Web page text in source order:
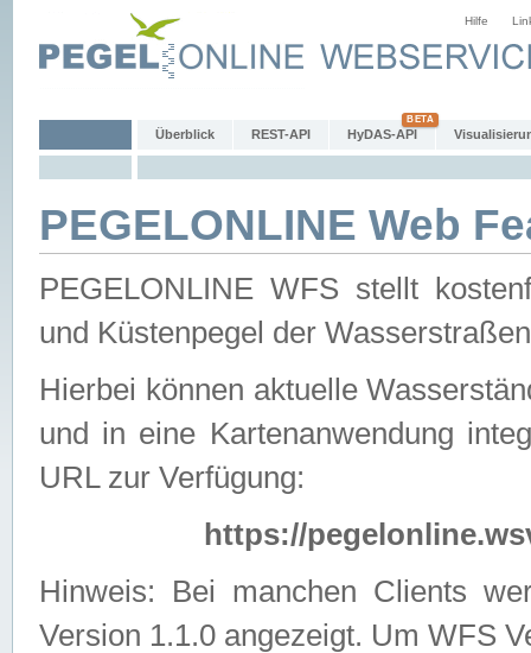
Hilfe
Überblick REST-API HyDAS-API
PEGELONLINE Web
PEGELONLINE WFS stellt
und Küstenpegel der
Hierbei können aktuelle
und in eine Kartenanwendung
URL zur Verfügung:
https://
Hinweis: Bei manchen Clients
Version 1.1.0 angezeigt. Um WFS